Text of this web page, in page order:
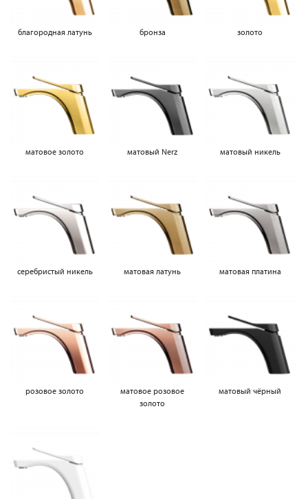
благородная латунь бронза золото
матовое золото матовый Nerz матовый никель
серебристый никель матовая латунь матовая платина
розовое золото
матовое розовое
золото
матовый чёрный